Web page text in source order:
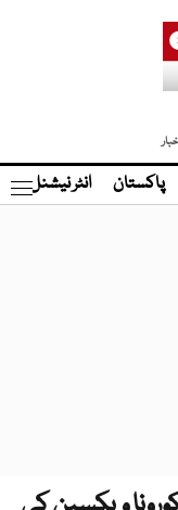
پاکستان انٹر نیشنل